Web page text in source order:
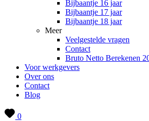
Bijbaantje 16 jaar
Bijbaantje 17 jaar
Bijbaantje 18 jaar
Meer
Veelgestelde vragen
Contact
Bruto Netto Berekenen
Voor werkgevers
Over ons
Contact
Blog
0